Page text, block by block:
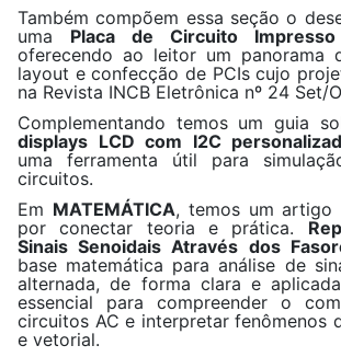
Também compõem essa seção o
uma Placa de Circuito
oferecendo ao leitor um panorama
layout e confecção de PCIs cujo
na Revista INCB Eletrônica nº 24 Set/
Complementando temos um guia
displays LCD com I2C
uma ferramenta útil para
circuitos.
Em MATEMÁTICA, temos um artigo
por conectar teoria e prática.
Sinais Senoidais Através dos
base matemática para análise de
alternada, de forma clara e
essencial para compreender o
circuitos AC e interpretar fenômenos
e vetorial.